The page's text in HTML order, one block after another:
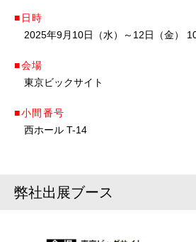
■日時
2025年9月10日（水）～12日（金）
■会場
東京ビックサイト
■小間番号
西ホール T-14
弊社出展ブース